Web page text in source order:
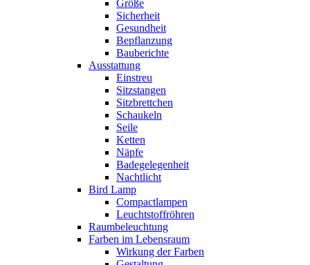
Größe
Sicherheit
Gesundheit
Bepflanzung
Bauberichte
Ausstattung
Einstreu
Sitzstangen
Sitzbrettchen
Schaukeln
Seile
Ketten
Näpfe
Badegelegenheit
Nachtlicht
Bird Lamp
Compactlampen
Leuchtstoffröhren
Raumbeleuchtung
Farben im Lebensraum
Wirkung der Farben